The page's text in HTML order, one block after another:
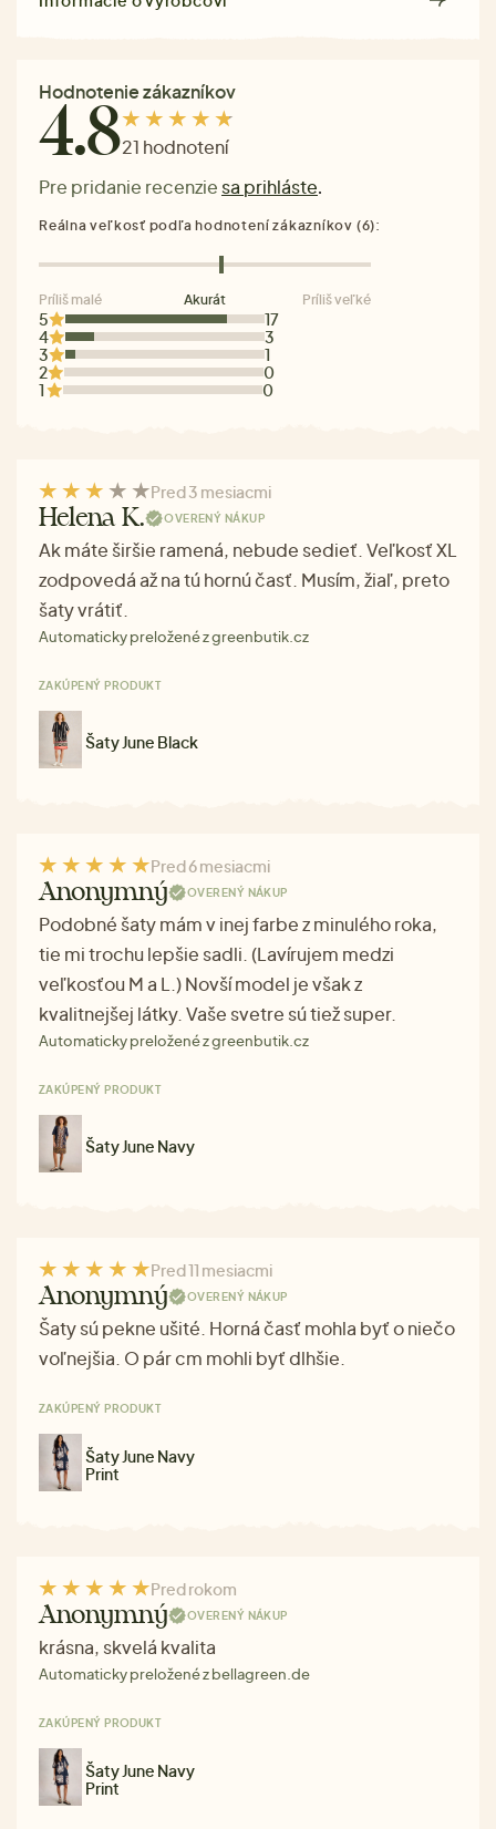
Hodnotenie zákazníkov
4.821 hodnotení
Pre pridanie recenzie sa prihláste.
5
17
4
3
3
1
2
0
1
0
Reálna veľkosť podľa hodnotení zákazníkov (6):
Príliš malé Akurát Príliš veľké
Pred 3 mesiacmi
Helena K. OVERENÝ NÁKUP
Ak máte širšie ramená, nebude sedieť. Veľkosť XL
zodpovedá až na tú hornú časť. Musím, žiaľ, preto
šaty vrátiť.
Automaticky preložené z greenbutik.cz
ZAKÚPENÝ PRODUKT
Šaty June Black
Pred 6 mesiacmi
Anonymný OVERENÝ NÁKUP
Podobné šaty mám v inej farbe z minulého roka,
tie mi trochu lepšie sadli. (Lavírujem medzi
veľkosťou M a L.) Novší model je však z
kvalitnejšej látky. Vaše svetre sú tiež super.
Automaticky preložené z greenbutik.cz
ZAKÚPENÝ PRODUKT
Šaty June Navy
Pred 11 mesiacmi
Anonymný OVERENÝ NÁKUP
Šaty sú pekne ušité. Horná časť mohla byť o niečo
voľnejšia. O pár cm mohli byť dlhšie.
ZAKÚPENÝ PRODUKT
Šaty June Navy
Print
Pred rokom
Anonymný OVERENÝ NÁKUP
krásna, skvelá kvalita
Automaticky preložené z bellagreen.de
ZAKÚPENÝ PRODUKT
Šaty June Navy
Print